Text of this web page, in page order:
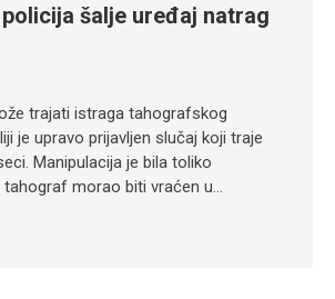
šalje uređaj natrag
trajati istraga tahografskog
je upravo prijavljen slučaj koji traje
Manipulacija je bila toliko
tahograf morao biti vraćen u…